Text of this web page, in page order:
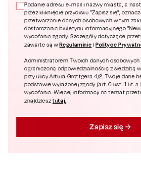
Podanie adresu e-mail i nazwy miasta, a
przez kliknięcie przycisku "Zapisz się",
przetwarzanie danych osobowych w tym
dostarczania biuletynu informacyjnego
wycofania zgody. Szczegóły dotyczące
zawarte są wRegulaminie i Polityce
Administratorem Twoich danych osobowych
ograniczoną odpowiedzialnością z siedzibą
przy ulicy Artura Grottgera 4/2. Twoje dane
podstawie wyrażonej zgody (art. 6 ust. 1 lit. a
wycofania. Więcej informacji na temat
znajdziesztutaj.
Zapisz się